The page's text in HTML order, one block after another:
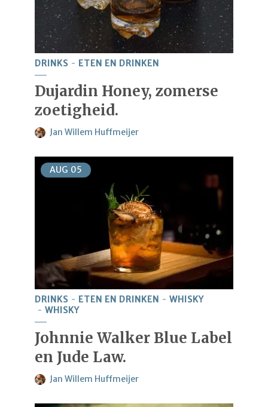
DRINKS ETEN EN DRINKEN
Dujardin Honey, zomerse
zoetigheid.
Jan Willem Huffmeijer
AUG 05
DRINKS ETEN EN DRINKEN
WHISKY
WHISKY
Johnnie Walker Blue Label
en Jude Law.
Jan Willem Huffmeijer